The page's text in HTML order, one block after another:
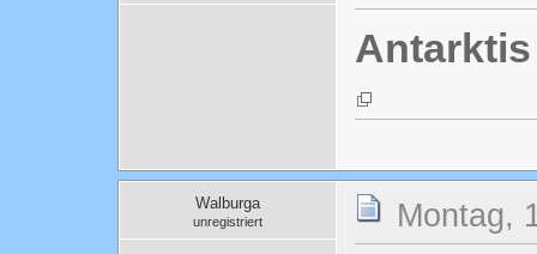
Antarktis
Walburga
unregistriert Montag,